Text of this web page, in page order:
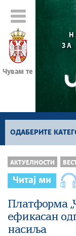
Чувам те
ЗА
ОДАБЕРИТЕ
Вести
АКТУЕЛНОСТИ
Читај ми
Платформа
ефикасан
насиља